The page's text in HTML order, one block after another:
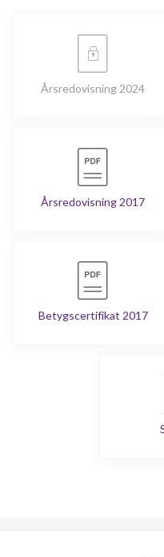
Årsredovisning 2024
Årsredovisning 2017
Betygscertifikat 2017